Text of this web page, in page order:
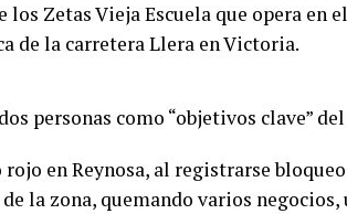
Zetas Vieja Escuela que opera en
de la carretera Llera en Victoria.
personas como “objetivos clave”
en Reynosa, al registrarse
la zona, quemando varios